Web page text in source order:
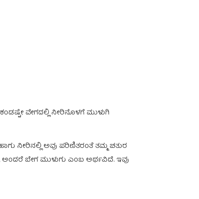
ವೇಗದಲ್ಲಿ ನೀರಿನೊಳಗೆ ಮುಳುಗಿ
ನೀರಿನಲ್ಲಿ ಅವು ಪರಿಣಿತರಂತೆ ತಮ್ಮ ಚತುರ
ಬೇಗ ಮುಳುಗು ಎಂಬ ಅರ್ಥವಿದೆ. ಇವು